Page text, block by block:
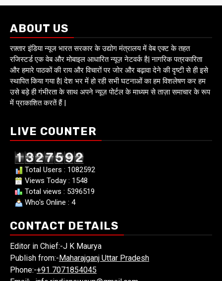
ABOUT US
रफ़्तार इंडिया न्यूज भारत सरकार के उद्योग मंत्रालय में वेब एक्ट के तहत
रजिस्टर्ड एक वेब और मोबाइल आधारित न्यूज़ नेटवर्क है| नागरिक पत्रकारिता
और हमारे पाठकों की राय और विचारों पर जोर और बढ़ावा देने की दृष्टी से ही इसे
स्थापित किया गया है| देश भर में हो रही सभी घटनाओं का हम विशलेषण कर हम
उसे बड़े ही गंभीरता के साथ अपने न्यूज़ पोर्टल के माध्यम से ताज़ा समाचार के रूप
में प्राकाशित करतें हैं |
LIVE COUNTER
Total Users : 1082592
Views Today : 1548
Total views : 5396519
Who's Online : 4
CONTACT DETAILS
Editor in Chief:-J K Maurya
Publish from:-Maharajganj Uttar Pradesh
Phone:-+91 7071854045